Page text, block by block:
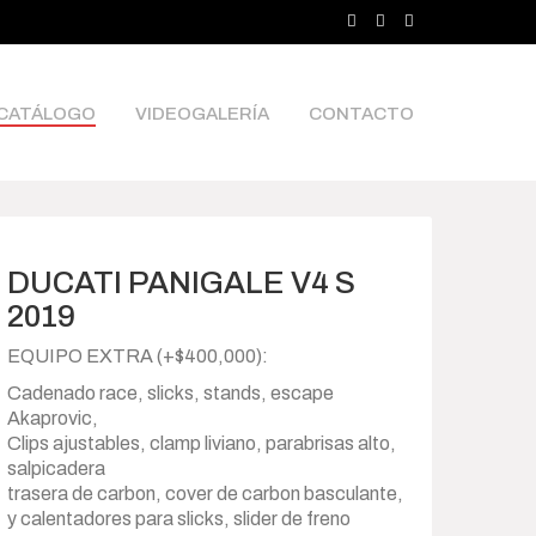
VIDEOGALERÍA CONTACTO
DUCATI PANIGALE V4 S
2019
EQUIPO EXTRA (+$400,000):
Cadenado race, slicks, stands, escape
Akaprovic,
Clips ajustables, clamp liviano, parabrisas alto,
salpicadera
trasera de carbon, cover de carbon basculante,
y calentadores para slicks, slider de freno